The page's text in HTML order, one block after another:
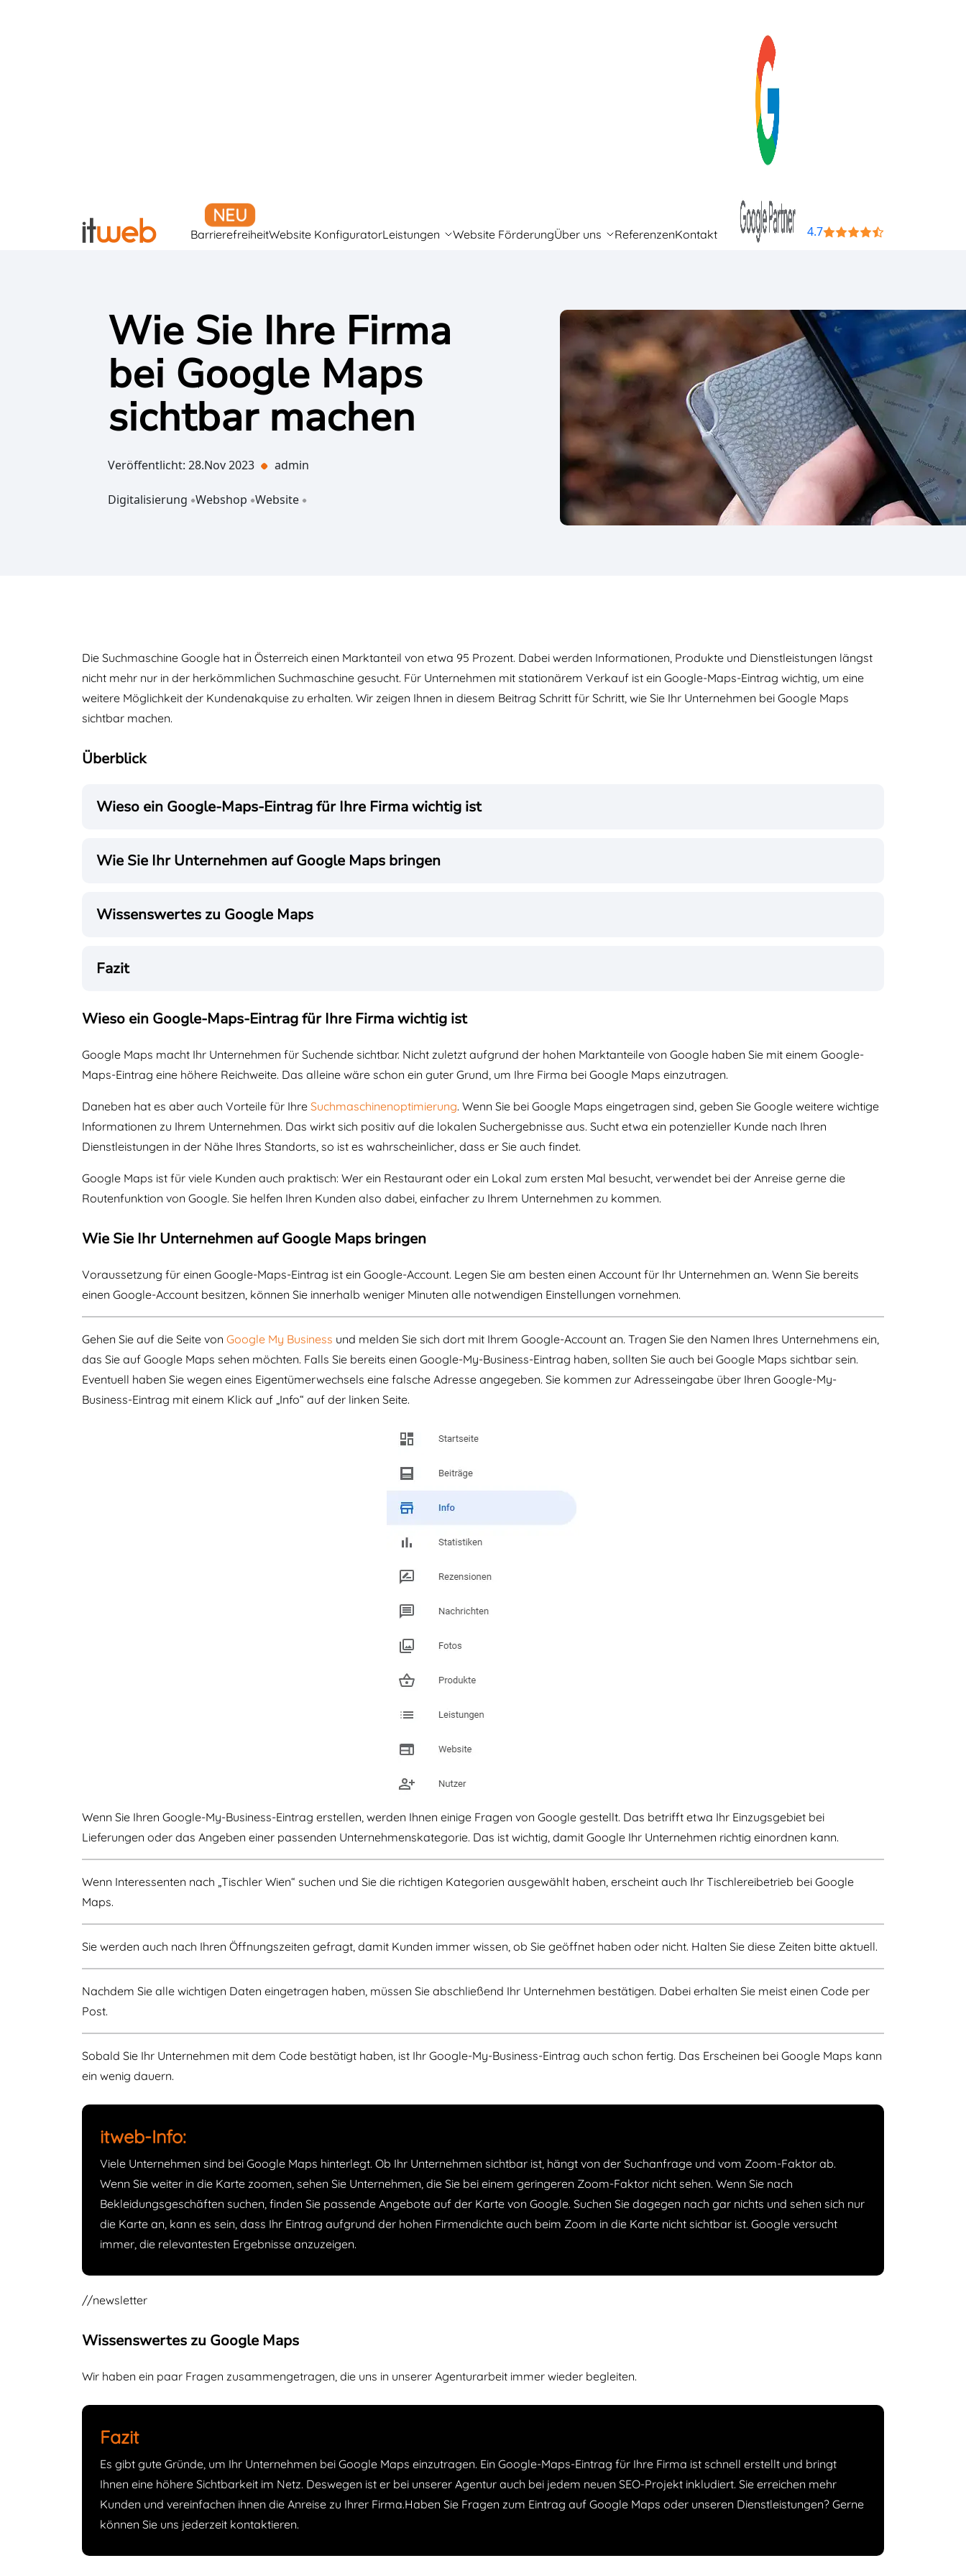
BarrierefreiheitWebsite KonfiguratorLeistungen Website FörderungÜber uns ReferenzenKontakt 4.7
Wie Sie Ihre Firma
bei Google Maps
sichtbar machen
Veröffentlicht: 28.Nov 2023 admin
Digitalisierung Webshop Website
Die Suchmaschine Google hat in Österreich einen Marktanteil von etwa 95 Prozent. Dabei werden Informationen, Produkte und Dienstleistungen längst
nicht mehr nur in der herkömmlichen Suchmaschine gesucht. Für Unternehmen mit stationärem Verkauf ist ein Google-Maps-Eintrag wichtig, um eine
weitere Möglichkeit der Kundenakquise zu erhalten. Wir zeigen Ihnen in diesem Beitrag Schritt für Schritt, wie Sie Ihr Unternehmen bei Google Maps
sichtbar machen.
Überblick
Wieso ein Google-Maps-Eintrag für Ihre Firma wichtig ist
Wie Sie Ihr Unternehmen auf Google Maps bringen
Wissenswertes zu Google Maps
Fazit
Wieso ein Google-Maps-Eintrag für Ihre Firma wichtig ist
Google Maps macht Ihr Unternehmen für Suchende sichtbar. Nicht zuletzt aufgrund der hohen Marktanteile von Google haben Sie mit einem Google-
Maps-Eintrag eine höhere Reichweite. Das alleine wäre schon ein guter Grund, um Ihre Firma bei Google Maps einzutragen.
Daneben hat es aber auch Vorteile für Ihre Suchmaschinenoptimierung. Wenn Sie bei Google Maps eingetragen sind, geben Sie Google weitere wichtige
Informationen zu Ihrem Unternehmen. Das wirkt sich positiv auf die lokalen Suchergebnisse aus. Sucht etwa ein potenzieller Kunde nach Ihren
Dienstleistungen in der Nähe Ihres Standorts, so ist es wahrscheinlicher, dass er Sie auch findet.
Google Maps ist für viele Kunden auch praktisch: Wer ein Restaurant oder ein Lokal zum ersten Mal besucht, verwendet bei der Anreise gerne die
Routenfunktion von Google. Sie helfen Ihren Kunden also dabei, einfacher zu Ihrem Unternehmen zu kommen.
Wie Sie Ihr Unternehmen auf Google Maps bringen
Voraussetzung für einen Google-Maps-Eintrag ist ein Google-Account. Legen Sie am besten einen Account für Ihr Unternehmen an. Wenn Sie bereits
einen Google-Account besitzen, können Sie innerhalb weniger Minuten alle notwendigen Einstellungen vornehmen.
Gehen Sie auf die Seite von Google My Business und melden Sie sich dort mit Ihrem Google-Account an. Tragen Sie den Namen Ihres Unternehmens ein,
das Sie auf Google Maps sehen möchten. Falls Sie bereits einen Google-My-Business-Eintrag haben, sollten Sie auch bei Google Maps sichtbar sein.
Eventuell haben Sie wegen eines Eigentümerwechsels eine falsche Adresse angegeben. Sie kommen zur Adresseingabe über Ihren Google-My-
Business-Eintrag mit einem Klick auf „Info“ auf der linken Seite.
Wenn Sie Ihren Google-My-Business-Eintrag erstellen, werden Ihnen einige Fragen von Google gestellt. Das betrifft etwa Ihr Einzugsgebiet bei
Lieferungen oder das Angeben einer passenden Unternehmenskategorie. Das ist wichtig, damit Google Ihr Unternehmen richtig einordnen kann.
Wenn Interessenten nach „Tischler Wien“ suchen und Sie die richtigen Kategorien ausgewählt haben, erscheint auch Ihr Tischlereibetrieb bei Google
Maps.
Sie werden auch nach Ihren Öffnungszeiten gefragt, damit Kunden immer wissen, ob Sie geöffnet haben oder nicht. Halten Sie diese Zeiten bitte aktuell.
Nachdem Sie alle wichtigen Daten eingetragen haben, müssen Sie abschließend Ihr Unternehmen bestätigen. Dabei erhalten Sie meist einen Code per
Post.
Sobald Sie Ihr Unternehmen mit dem Code bestätigt haben, ist Ihr Google-My-Business-Eintrag auch schon fertig. Das Erscheinen bei Google Maps kann
ein wenig dauern.
itweb-Info:
Viele Unternehmen sind bei Google Maps hinterlegt. Ob Ihr Unternehmen sichtbar ist, hängt von der Suchanfrage und vom Zoom-Faktor ab.
Wenn Sie weiter in die Karte zoomen, sehen Sie Unternehmen, die Sie bei einem geringeren Zoom-Faktor nicht sehen. Wenn Sie nach
Bekleidungsgeschäften suchen, finden Sie passende Angebote auf der Karte von Google. Suchen Sie dagegen nach gar nichts und sehen sich nur
die Karte an, kann es sein, dass Ihr Eintrag aufgrund der hohen Firmendichte auch beim Zoom in die Karte nicht sichtbar ist. Google versucht
immer, die relevantesten Ergebnisse anzuzeigen.
//newsletter
Wissenswertes zu Google Maps
Wir haben ein paar Fragen zusammengetragen, die uns in unserer Agenturarbeit immer wieder begleiten.
Fazit
Es gibt gute Gründe, um Ihr Unternehmen bei Google Maps einzutragen. Ein Google-Maps-Eintrag für Ihre Firma ist schnell erstellt und bringt
Ihnen eine höhere Sichtbarkeit im Netz. Deswegen ist er bei unserer Agentur auch bei jedem neuen SEO-Projekt inkludiert. Sie erreichen mehr
Kunden und vereinfachen ihnen die Anreise zu Ihrer Firma.Haben Sie Fragen zum Eintrag auf Google Maps oder unseren Dienstleistungen? Gerne
können Sie uns jederzeit kontaktieren.